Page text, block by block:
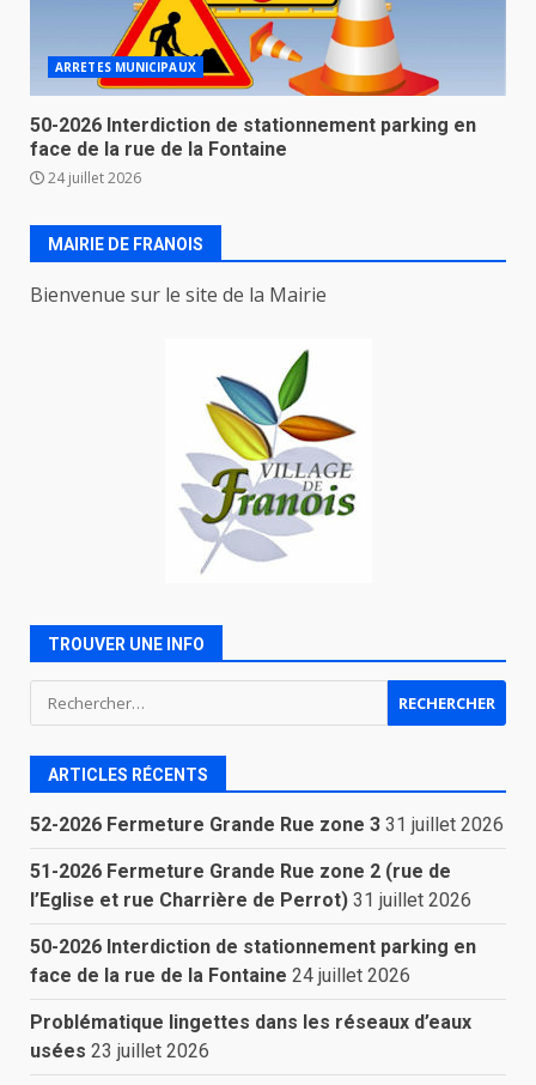
ARRETES MUNICIPAUX
50-2026 Interdiction de stationnement parking en
face de la rue de la Fontaine
24 juillet 2026
MAIRIE DE FRANOIS
Bienvenue sur le site de la Mairie
TROUVER UNE INFO
Rechercher :
ARTICLES RÉCENTS
52-2026 Fermeture Grande Rue zone 3 31 juillet 2026
51-2026 Fermeture Grande Rue zone 2 (rue de
l’Eglise et rue Charrière de Perrot) 31 juillet 2026
50-2026 Interdiction de stationnement parking en
face de la rue de la Fontaine 24 juillet 2026
Problématique lingettes dans les réseaux d’eaux
usées 23 juillet 2026